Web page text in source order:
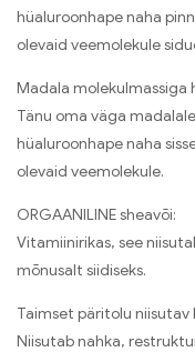
hüaluroonhape naha
olevaid veemolekule
Madala molekulmassiga
Tänu oma väga
hüaluroonhape naha
olevaid veemolekule.
ORGAANILINE sheavõi:
Vitamiinirikas, see
mõnusalt siidiseks.
Taimset päritolu niisutav
Niisutab nahka,